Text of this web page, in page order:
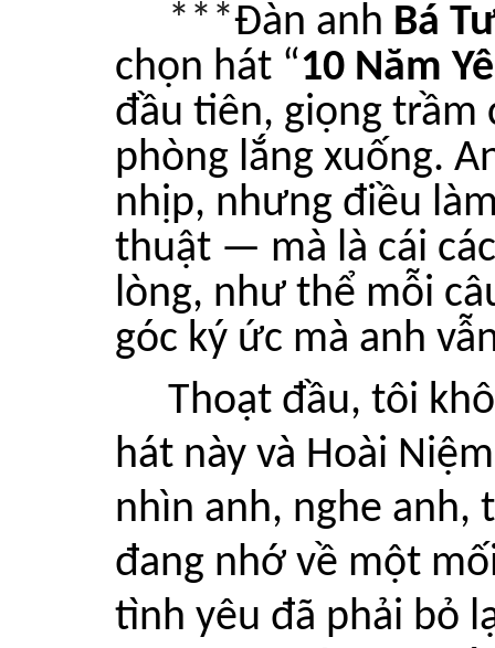
***Đàn anh Bá
chọn hát “10 Năm
đầu tiên, giọng trầm
phòng lắng xuống.
nhịp, nhưng điều
thuật — mà là cái
lòng, như thể mỗi
góc ký ức mà anh
Thoạt đầu, tôi
hát này và Hoài
nhìn anh, nghe anh,
đang nhớ về một
tình yêu đã phải bỏ